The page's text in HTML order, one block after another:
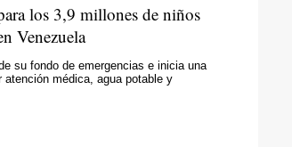
los 3,9 millones de niños
Venezuela
su fondo de emergencias e inicia una
atención médica, agua potable y